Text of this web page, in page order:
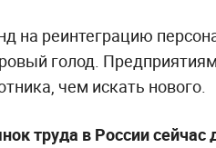
на реинтеграцию
голод.
чем искать нового.
труда в России сейчас